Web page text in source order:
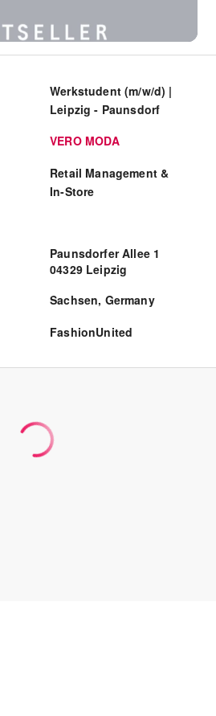
Werkstudent (m/w/d) |
Leipzig - Paunsdorf
VERO MODA
Retail Management &
In-Store
Paunsdorfer Allee 1
04329 Leipzig
Sachsen, Germany
FashionUnited